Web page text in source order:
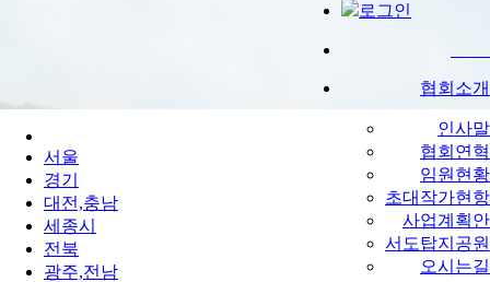
로그인
협회소개
인사말
협회연혁
임원현황
초대작가현항
사업계획안
서도탑지공원
오시는길
서울
경기
대전,충남
세종시
전북
광주,전남